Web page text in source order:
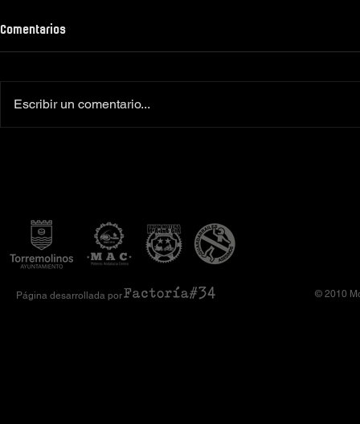
Comentarios
Escribir un comentario...
© 2010
Página desarrollada por